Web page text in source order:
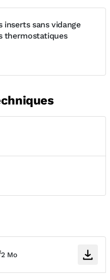
inserts sans vidange
thermostatiques
2 Mo